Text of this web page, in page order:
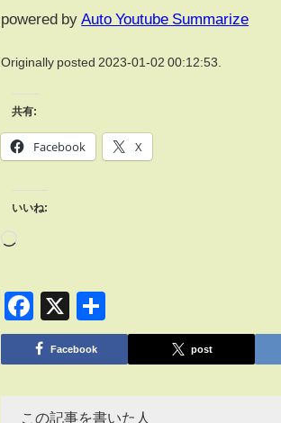
powered by Auto Youtube Summarize
Originally posted 2023-01-02 00:12:53.
共有:
Facebook X
いいね:
Facebook
X
有
Facebook post
この記事を書いた人